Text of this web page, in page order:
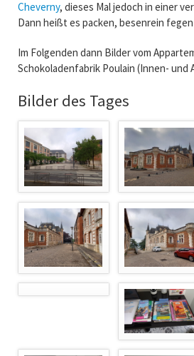
Cheverny, dieses Mal jedoch in einer
Dann heißt es packen, besenrein fegen
Im Folgenden dann Bilder vom
Schokoladenfabrik Poulain (Innen- und
Bilder des Tages